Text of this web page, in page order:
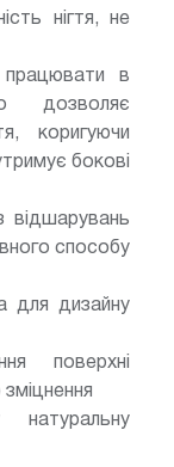
нігтя, не
в
дозволяє
коригуючи
бокові
відшарувань
способу
для дизайну
поверхні
зміцнення